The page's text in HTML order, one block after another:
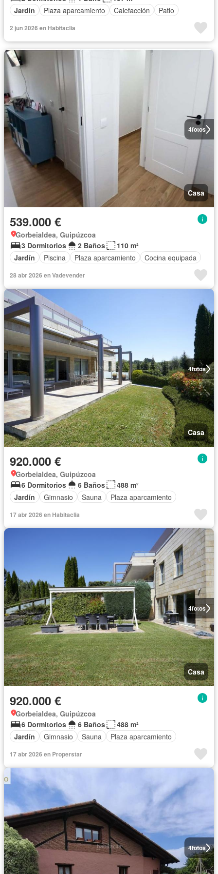
Jardín
Plaza aparcamiento Calefacción Patio
2 jun 2026 en Habitaclia
4fotos
Casa
539.000 €
Gorbeialdea, Guipúzcoa
3 Dormitorios
2 Baños
110 m²
Jardín
Piscina Plaza aparcamiento Cocina equipada
28 abr 2026 en Vadevender
4fotos
Casa
920.000 €
Gorbeialdea, Guipúzcoa
6 Dormitorios
6 Baños
488 m²
Jardín
Gimnasio Sauna Plaza aparcamiento
17 abr 2026 en Habitaclia
4fotos
Casa
920.000 €
Gorbeialdea, Guipúzcoa
6 Dormitorios
6 Baños
488 m²
Jardín
Gimnasio Sauna Plaza aparcamiento
17 abr 2026 en Properstar
4fotos